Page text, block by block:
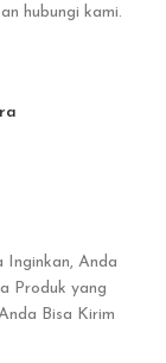
hubungi kami.
Inginkan, Anda
Produk yang
Bisa Kirim